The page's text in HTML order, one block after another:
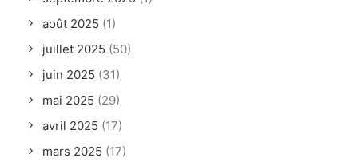
août 2025 (1)
juillet 2025 (50)
juin 2025 (31)
mai 2025 (29)
avril 2025 (17)
mars 2025 (17)